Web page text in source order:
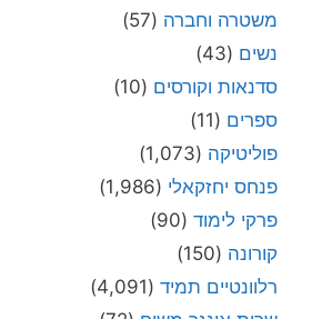
משטרה וחברה (57)
נשים (43)
סדנאות וקורסים (10)
ספרים (11)
פוליטיקה (1,073)
פנחס יחזקאלי (1,986)
פרקי לימוד (90)
קורונה (150)
רלוונטיים תמיד (4,091)